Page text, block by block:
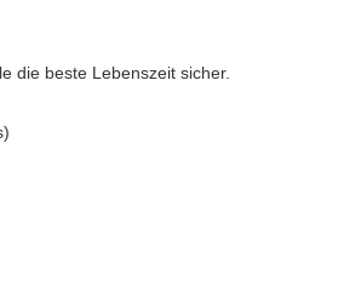
die beste Lebenszeit sicher.